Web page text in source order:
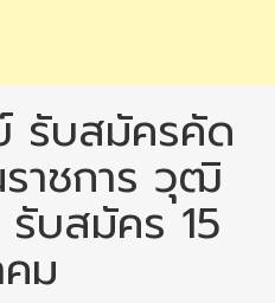
รับสมัครคัด
าชการ วุฒิ
บสมัคร 15
ม